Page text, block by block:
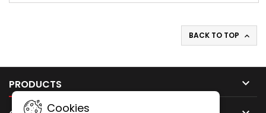
BACK TO TOP 
PRODUCTS 
Cookies